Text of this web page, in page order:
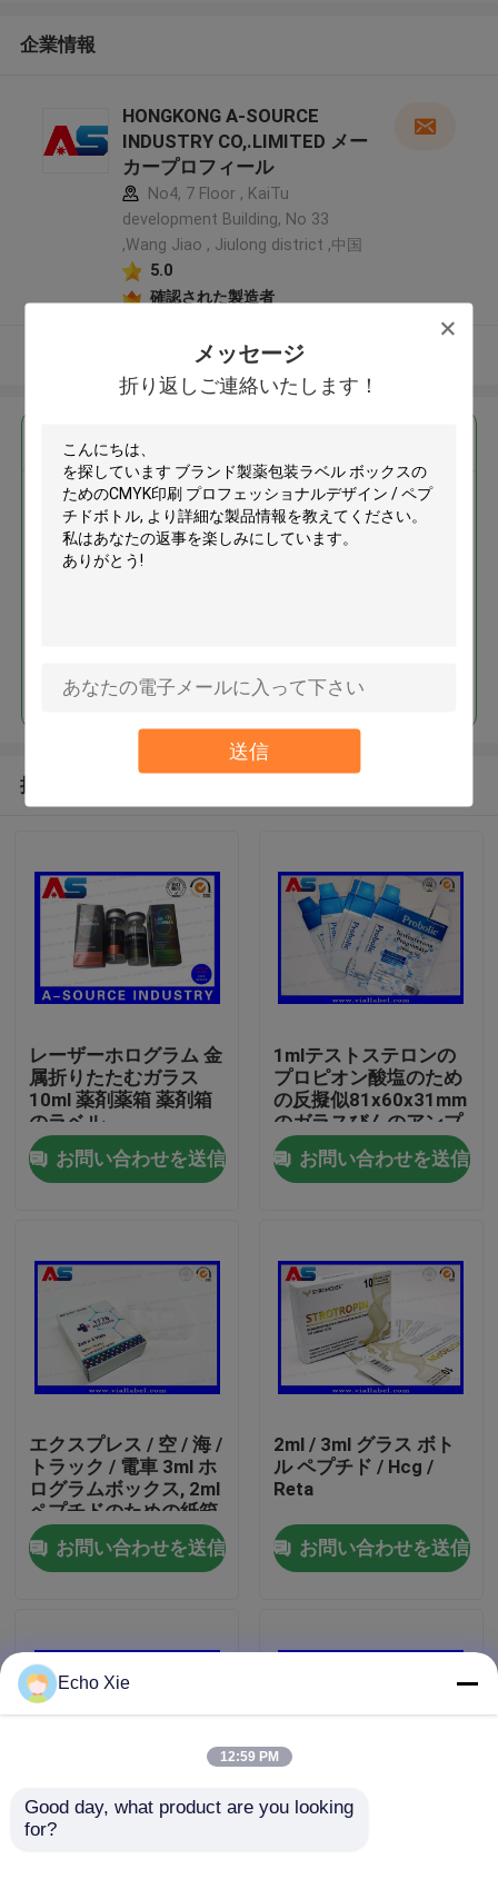
メッセージ
折り返しご連絡いたします！
送信
プロダクト
私達について
工場旅行
品質管理
引用を要求しなさい
10ml ガラスびん箱
企業情報
HONGKONG A-SOURCE
INDUSTRY CO,.LIMITED メー
カープロフィール
No4, 7 Floor , KaiTu
development Building, No 33
,Wang Jiao , Jiulong district ,中国
5.0
確認された製造者
多くを見て下さい
ブランド製薬包装ラベル ボック
スのためのCMYK印刷 プロフェ
続行
推薦されたプロダクト
レーザーホログラム 金
属折りたたむガラス
10ml 薬剤薬箱 薬剤箱
のラベル
お問い合わせを送信
1mlテストステロンの
プロピオン酸塩のため
の反擬似81x60x31mm
のガラスびんのアンプ
ルの収納箱
お問い合わせを送信
エクスプレス / 空 / 海 /
トラック / 電車 3ml ホ
ログラムボックス, 2ml
ペプチドのための紙箱
無料デザインサービス
お問い合わせを送信
2ml / 3ml グラス ボト
ル ペプチド / Hcg /
Reta
お問い合わせを送信
Methenolone
Echo Xie
12:59 PM
Good day, what product are you looking
for?